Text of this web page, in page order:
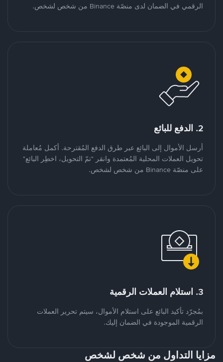
الرقمي في الضمان لدى منصّة Binance من شخص لشخص.
2. الدفع للبائع
أرسل الأموال إلى البائع عبر طرق الدفع المُقترحة. أكمل مُعاملة
تحويل العملات المحلية المُعتمدة وانقر "تمّ التحويل، اخطِر البائع"
على منصّة Binance من شخص لشخص.
3. استلام العملات الرقمية
بمُجرّد تأكيد البائع على استلام الأموال، سيتم تحرير العملات
الرقمية الموجودة في الضمان إليك.
مزايا التداول من شخص لشخص